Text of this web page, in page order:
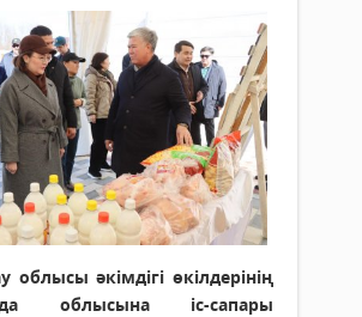
облысы әкімдігі өкілдерінің
облысына іс-сапары